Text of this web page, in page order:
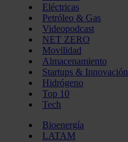
Eléctricas
Petróleo & Gas
Videopodcast
NET ZERO
Movilidad
Almacenamiento
Startups & Innovación
Hidrógeno
Top 10
Tech
Bioenergía
LATAM